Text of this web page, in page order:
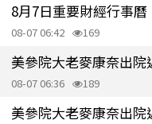
8月7日重要財經行事曆
08-07 06:42 169
美參院大老麥康奈出
08-07 06:36 189
美參院大老麥康奈出